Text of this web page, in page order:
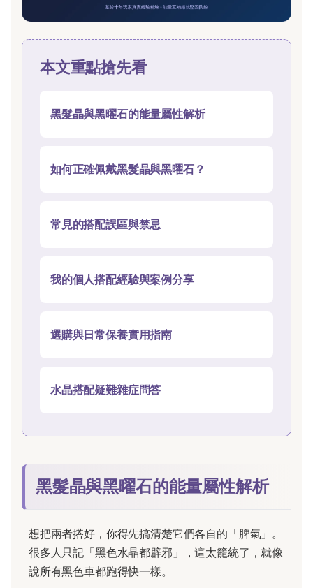
本文重點搶先看
黑髮晶與黑曜石的能量屬性解析
如何正確佩戴黑髮晶與黑曜石？
常見的搭配誤區與禁忌
我的個人搭配經驗與案例分享
選購與日常保養實用指南
水晶搭配疑難雜症問答
黑髮晶與黑曜石的能量屬性解析
想把兩者搭好，你得先搞清楚它們各自的「脾氣」。
很多人只記「黑色水晶都辟邪」，這太籠統了，就像
說所有黑色車都跑得快一樣。